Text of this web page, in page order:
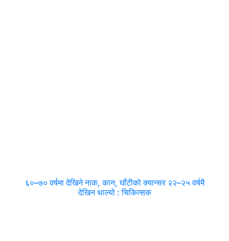
६०–७० वर्षमा देखिने नाक, कान, घाँटीको क्यान्सर २२–२५ वर्षमै
देखिन थाल्यो : चिकित्सक